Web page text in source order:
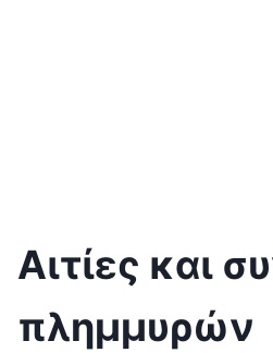
Αιτίες και
πλημμυρών